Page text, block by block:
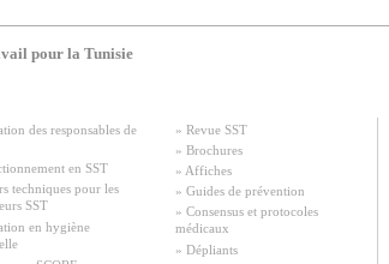
pour la Tunisie
des responsables de
en SST
techniques pour les
SST
en hygiène
» Revue SST
» Brochures
» Affiches
» Guides de prévention
» Consensus et protocoles
médicaux
» Dépliants